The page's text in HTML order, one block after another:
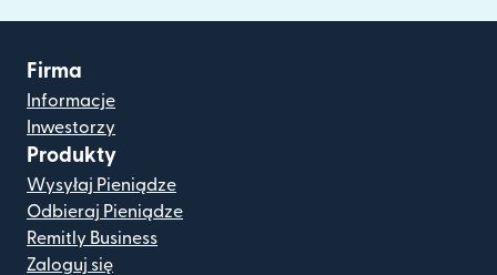
Firma
Informacje
Inwestorzy
Produkty
Wysyłaj Pieniądze
Odbieraj Pieniądze
Remitly Business
Zaloguj się